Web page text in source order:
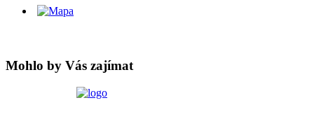
Mohlo by Vás zajímat